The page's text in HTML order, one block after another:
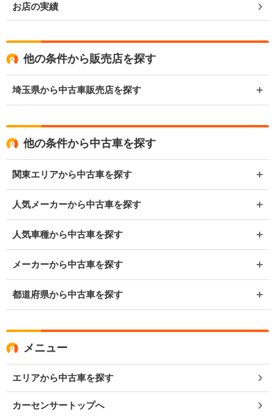
お店の実績
他の条件から販売店を探す
埼玉県から中古車販売店を探す
他の条件から中古車を探す
関東エリアから中古車を探す
人気メーカーから中古車を探す
人気車種から中古車を探す
メーカーから中古車を探す
都道府県から中古車を探す
メニュー
エリアから中古車を探す
カーセンサートップへ